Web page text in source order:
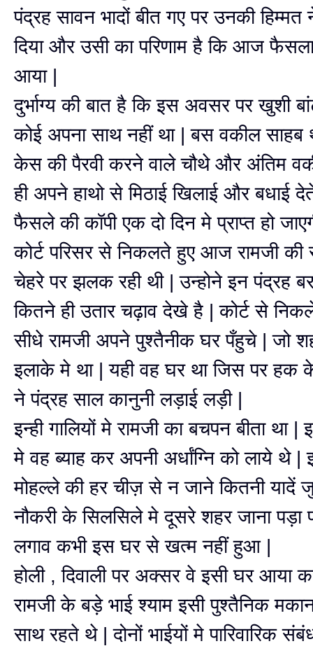
पंद्रह सावन भादों बीत गए पर उनकी हिम्मत
दिया और उसी का परिणाम है कि आज
आया |
दुर्भाग्य की बात है कि इस अवसर पर खुशी
कोई अपना साथ नहीं था | बस वकील साहब
केस की पैरवी करने वाले चौथे और अंतिम
ही अपने हाथो से मिठाई खिलाई और बधाई
फैसले की कॉपी एक दो दिन मे प्राप्त हो
कोर्ट परिसर से निकलते हुए आज रामजी की
चेहरे पर झलक रही थी | उन्होने इन पंद्रह
कितने ही उतार चढ़ाव देखे है | कोर्ट से
सीधे रामजी अपने पुश्तैनीक घर पँहुचे | जो
इलाके मे था | यही वह घर था जिस पर हक
ने पंद्रह साल कानुनी लड़ाई लड़ी |
इन्ही गालियों मे रामजी का बचपन बीता था |
मे वह ब्याह कर अपनी अर्धांग्नि को लाये थे
मोहल्ले की हर चीज़ से न जाने कितनी यादें
नौकरी के सिलसिले मे दूसरे शहर जाना पड़ा
लगाव कभी इस घर से खत्म नहीं हुआ |
होली , दिवाली पर अक्सर वे इसी घर आया
रामजी के बड़े भाई श्याम इसी पुश्तैनिक
साथ रहते थे | दोनों भाईयों मे पारिवारिक